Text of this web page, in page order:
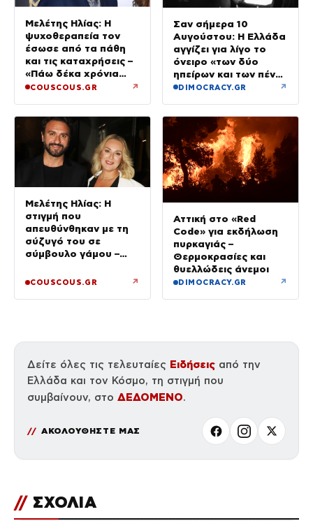
Μελέτης Ηλίας: Η
ψυχοθεραπεία τον
έσωσε από τα πάθη
και τις καταχρήσεις –
«Πάω δέκα χρόνια
στον ψυχαναλυτή»
COUSCOUS.GR ↗
Σαν σήμερα 10
Αυγούστου: Η Ελλάδα
αγγίζει για λίγο το
όνειρο «των δύο
ηπείρων και των πέντε
θαλασσών»
DIMOCRACY.GR ↗
Μελέτης Ηλίας: Η
στιγμή που
απευθύνθηκαν με τη
σύζυγό του σε
σύμβουλο γάμου –
σημείο ήταν όταν
COUSCOUS.GR ↗
Αττική στο «Red
Code» για εκδήλωση
πυρκαγιάς –
Θερμοκρασίες και
θυελλώδεις άνεμοι
DIMOCRACY.GR ↗
Δείτε όλες τις τελευταίες Ειδήσεις από την
Ελλάδα και τον Κόσμο, τη στιγμή που
συμβαίνουν, στο ΔΕΔΟΜΕΝΟ.
ΑΚΟΛΟΥΘΗΣΤΕ ΜΑΣ
// ΣΧΟΛΙΑ